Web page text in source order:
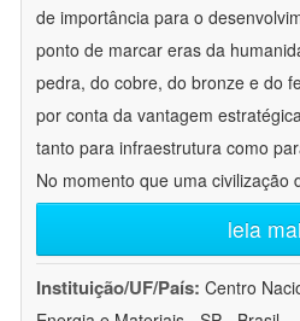
de importância para o
ponto de marcar eras da
pedra, do cobre, do bronze e do
por conta da vantagem
tanto para infraestrutura como
No momento que uma civilização
leia
Instituição/UF/País: Centro